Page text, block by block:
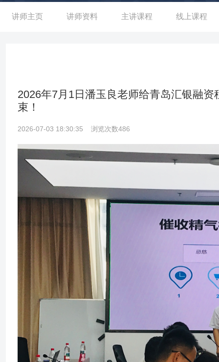
大了20倍。 ▲总行信用卡中心——培训主任 01-老师根据信用卡中
讲师主页 讲师资料 主讲课程 线上课程
2026年7月1日潘玉良老师给青岛汇银融
束！
2026-07-03 18:30:35 浏览次数486